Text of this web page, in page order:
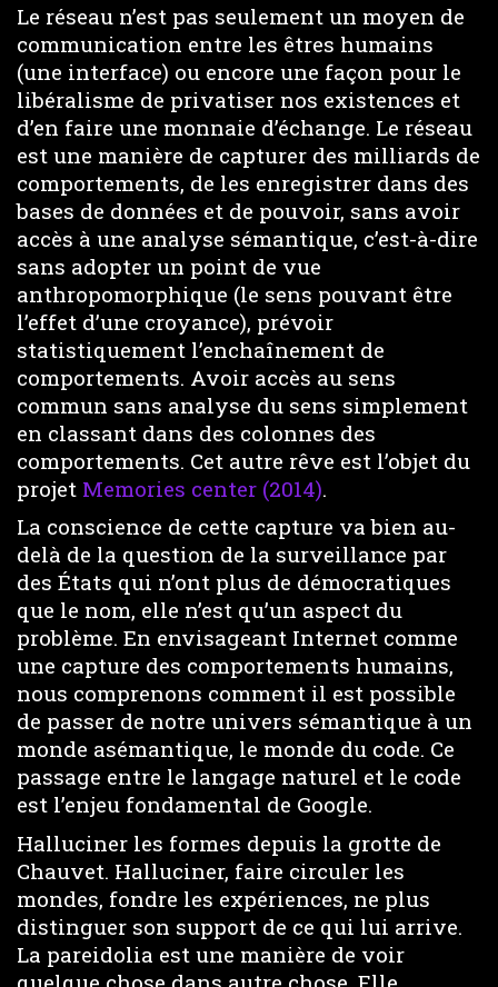
Le réseau n’est pas seulement un moyen de
communication entre les êtres humains
(une interface) ou encore une façon pour le
libéralisme de privatiser nos existences et
d’en faire une monnaie d’échange. Le réseau
est une manière de capturer des milliards de
comportements, de les enregistrer dans des
bases de données et de pouvoir, sans avoir
accès à une analyse sémantique, c’est-à-dire
sans adopter un point de vue
anthropomorphique (le sens pouvant être
l’effet d’une croyance), prévoir
statistiquement l’enchaînement de
comportements. Avoir accès au sens
commun sans analyse du sens simplement
en classant dans des colonnes des
comportements. Cet autre rêve est l’objet du
projet Memories center (2014).
La conscience de cette capture va bien au-
delà de la question de la surveillance par
des États qui n’ont plus de démocratiques
que le nom, elle n’est qu’un aspect du
problème. En envisageant Internet comme
une capture des comportements humains,
nous comprenons comment il est possible
de passer de notre univers sémantique à un
monde asémantique, le monde du code. Ce
passage entre le langage naturel et le code
est l’enjeu fondamental de Google.
Halluciner les formes depuis la grotte de
Chauvet. Halluciner, faire circuler les
mondes, fondre les expériences, ne plus
distinguer son support de ce qui lui arrive.
La pareidolia est une manière de voir